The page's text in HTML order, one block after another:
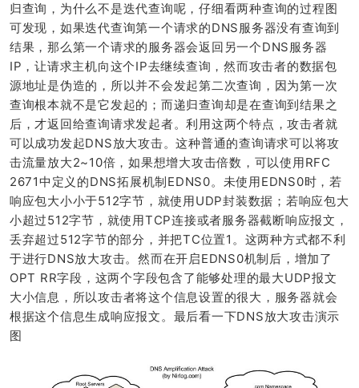
归查询，为什么不是迭代查询呢，仔细看两种查询的过程图
可发现，如果迭代查询第一个请求的DNS服务器没有查询到
结果，那么第一个请求的服务器会返回另一个DNS服务器
IP，让请求主机向这个IP去继续查询，然而攻击者的数据包
源地址是伪造的，所以并不会发起第二次查询，因为第一次
查询根本就不是它发起的；而递归查询却是在查询到结果之
后，才返回给查询请求发起者。利用这两个特点，攻击者就
可以成功发起DNS放大攻击。这种普通的查询请求可以将攻
击流量放大2~10倍，如果想增大攻击倍数，可以使用RFC
2671中定义的DNS拓展机制EDNS0。未使用EDNS0时，若
响应包大小小于512字节，就使用UDP封装数据；若响应包大
小超过512字节，就使用TCP连接或者服务器截断响应报文，
丢弃超过512字节的部分，并把TC位置1。这两种方式都不利
于进行DNS放大攻击。然而在开启EDNS0机制后，增加了
OPT RR字段，这两个字段包含了能够处理的最大UDP报文
大小信息，所以攻击者将这个信息设置的很大，服务器就会
根据这个信息生成响应报文。最后看一下DNS放大攻击演示
图